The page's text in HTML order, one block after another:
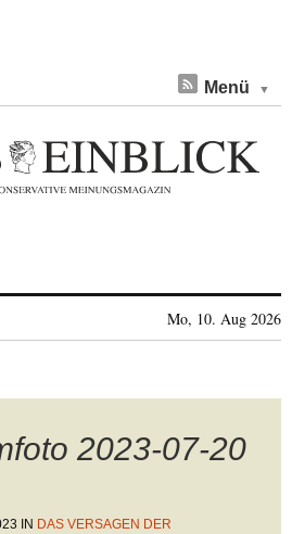
Menü
Mo, 10. Aug 2026
2023-07-20
IN DAS VERSAGEN DER